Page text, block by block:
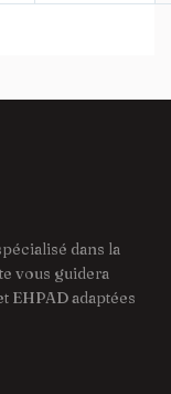
dans la
vous guidera
EHPAD adaptées